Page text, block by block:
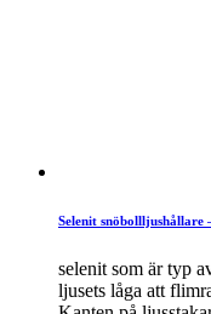
Selenit snöbollljushållare
selenit som är typ
ljusets låga att